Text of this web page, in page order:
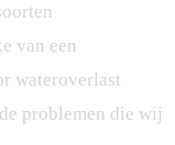
van een
wateroverlast
problemen die wij